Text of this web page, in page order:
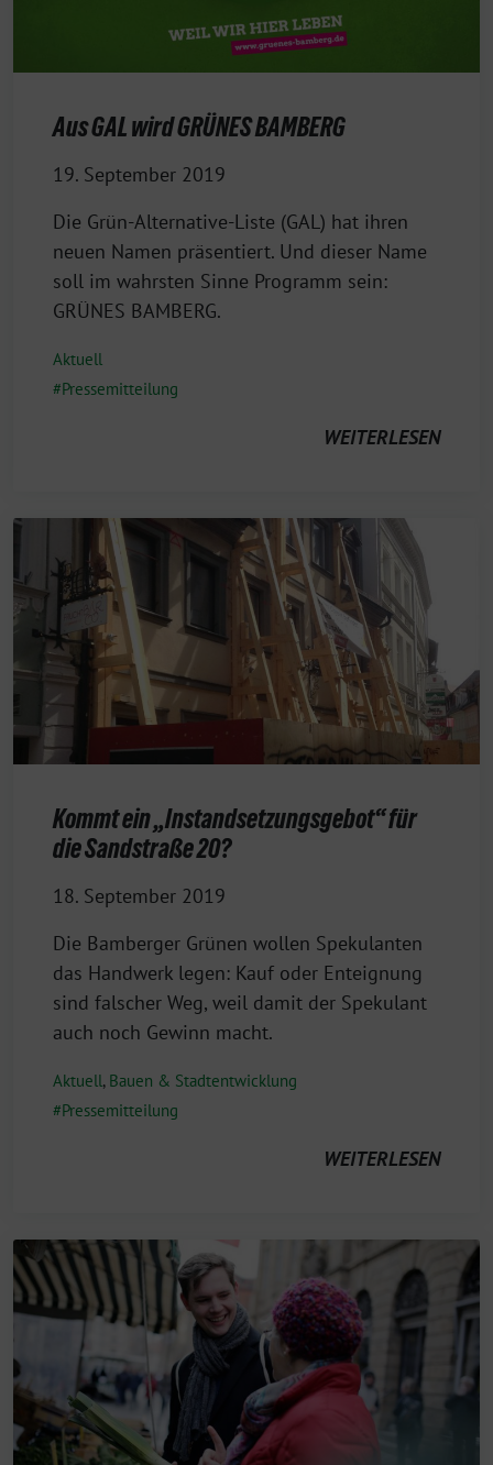
Aus GAL wird GRÜNES BAMBERG
19. September 2019
Die Grün-Alternative-Liste (GAL) hat ihren
neuen Namen präsentiert. Und dieser Name
soll im wahrsten Sinne Programm sein:
GRÜNES BAMBERG.
Aktuell
Pressemitteilung
WEITERLESEN
Kommt ein „Instandsetzungsgebot“ für
die Sandstraße 20?
18. September 2019
Die Bamberger Grünen wollen Spekulanten
das Handwerk legen: Kauf oder Enteignung
sind falscher Weg, weil damit der Spekulant
auch noch Gewinn macht.
Aktuell, Bauen & Stadtentwicklung
Pressemitteilung
WEITERLESEN